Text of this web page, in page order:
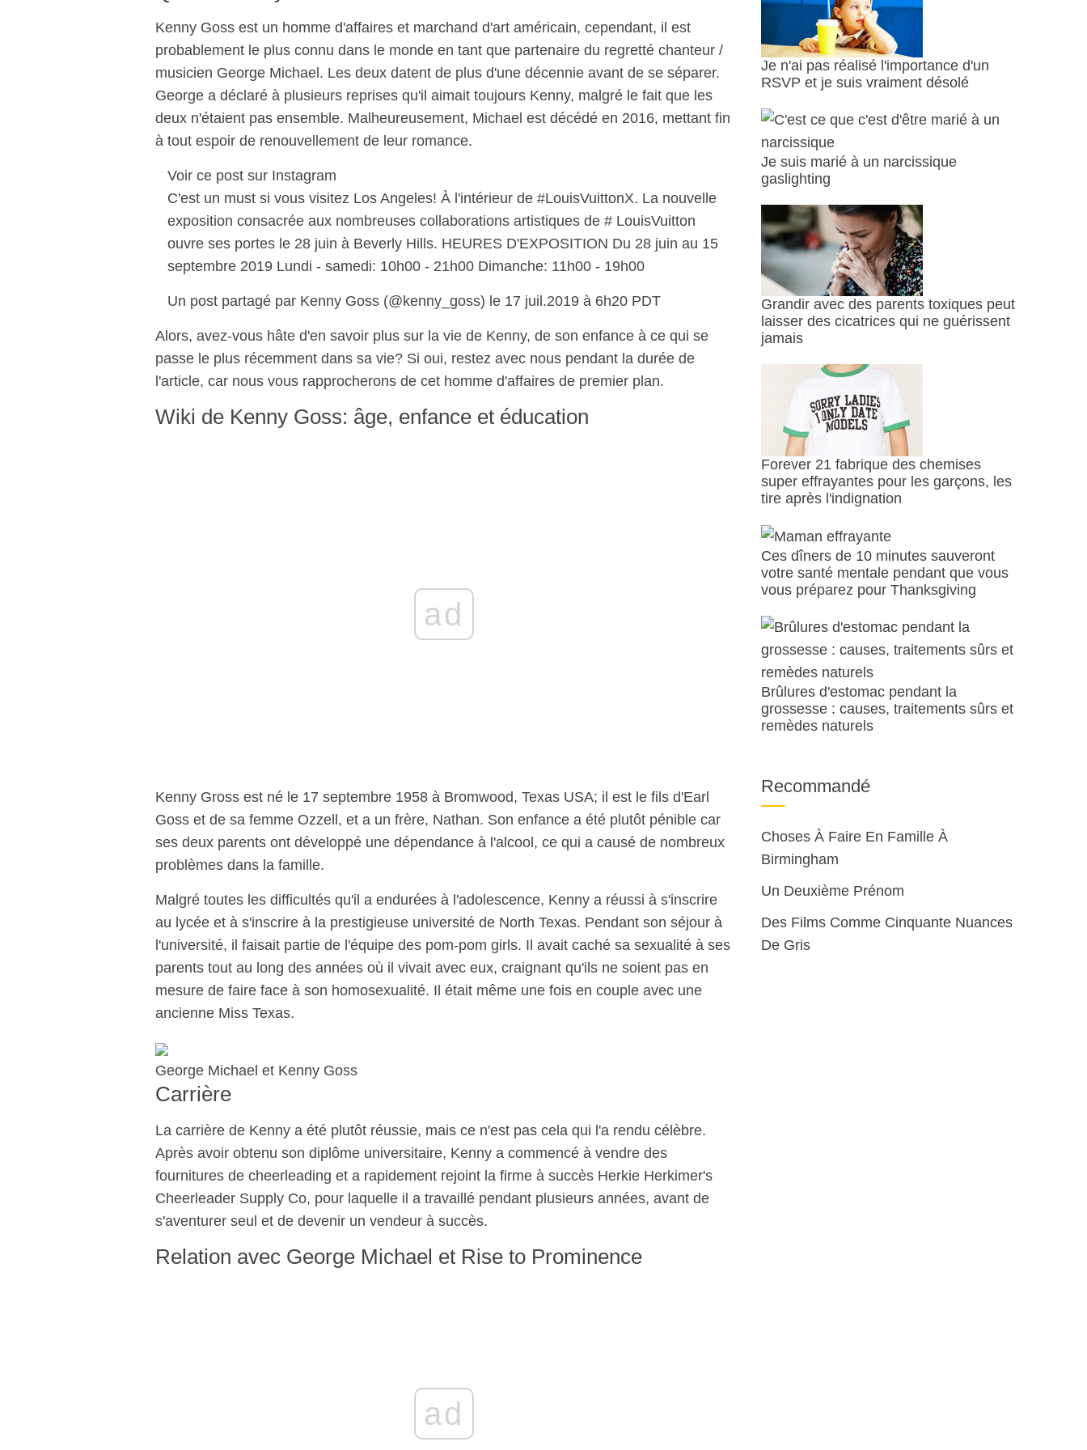
Kenny Goss est un homme d'affaires et marchand d'art américain, cependant, il est
probablement le plus connu dans le monde en tant que partenaire du regretté chanteur /
musicien George Michael. Les deux datent de plus d'une décennie avant de se séparer.
George a déclaré à plusieurs reprises qu'il aimait toujours Kenny, malgré le fait que les
deux n'étaient pas ensemble. Malheureusement, Michael est décédé en 2016, mettant fin
à tout espoir de renouvellement de leur romance.
Voir ce post sur Instagram
C'est un must si vous visitez Los Angeles! À l'intérieur de #LouisVuittonX. La nouvelle
exposition consacrée aux nombreuses collaborations artistiques de # LouisVuitton
ouvre ses portes le 28 juin à Beverly Hills. HEURES D'EXPOSITION Du 28 juin au 15
septembre 2019 Lundi - samedi: 10h00 - 21h00 Dimanche: 11h00 - 19h00
Un post partagé par Kenny Goss (@kenny_goss) le 17 juil.2019 à 6h20 PDT
Alors, avez-vous hâte d'en savoir plus sur la vie de Kenny, de son enfance à ce qui se
passe le plus récemment dans sa vie? Si oui, restez avec nous pendant la durée de
l'article, car nous vous rapprocherons de cet homme d'affaires de premier plan.
Wiki de Kenny Goss: âge, enfance et éducation
ad
Kenny Gross est né le 17 septembre 1958 à Bromwood, Texas USA; il est le fils d'Earl
Goss et de sa femme Ozzell, et a un frère, Nathan. Son enfance a été plutôt pénible car
ses deux parents ont développé une dépendance à l'alcool, ce qui a causé de nombreux
problèmes dans la famille.
Malgré toutes les difficultés qu'il a endurées à l'adolescence, Kenny a réussi à s'inscrire
au lycée et à s'inscrire à la prestigieuse université de North Texas. Pendant son séjour à
l'université, il faisait partie de l'équipe des pom-pom girls. Il avait caché sa sexualité à ses
parents tout au long des années où il vivait avec eux, craignant qu'ils ne soient pas en
mesure de faire face à son homosexualité. Il était même une fois en couple avec une
ancienne Miss Texas.
George Michael et Kenny Goss
Carrière
La carrière de Kenny a été plutôt réussie, mais ce n'est pas cela qui l'a rendu célèbre.
Après avoir obtenu son diplôme universitaire, Kenny a commencé à vendre des
fournitures de cheerleading et a rapidement rejoint la firme à succès Herkie Herkimer's
Cheerleader Supply Co, pour laquelle il a travaillé pendant plusieurs années, avant de
s'aventurer seul et de devenir un vendeur à succès.
Relation avec George Michael et Rise to Prominence
ad
Je n'ai pas réalisé l'importance d'un
RSVP et je suis vraiment désolé
Je suis marié à un narcissique
gaslighting
Grandir avec des parents toxiques peut
laisser des cicatrices qui ne guérissent
jamais
Forever 21 fabrique des chemises
super effrayantes pour les garçons, les
tire après l'indignation
Ces dîners de 10 minutes sauveront
votre santé mentale pendant que vous
vous préparez pour Thanksgiving
Brûlures d'estomac pendant la
grossesse : causes, traitements sûrs et
remèdes naturels
Recommandé
Choses À Faire En Famille À
Birmingham
Un Deuxième Prénom
Des Films Comme Cinquante Nuances
De Gris